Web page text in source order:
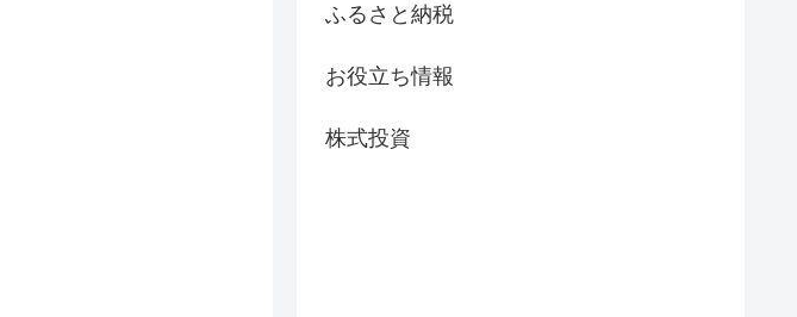
ふるさと納税
お役立ち情報
株式投資